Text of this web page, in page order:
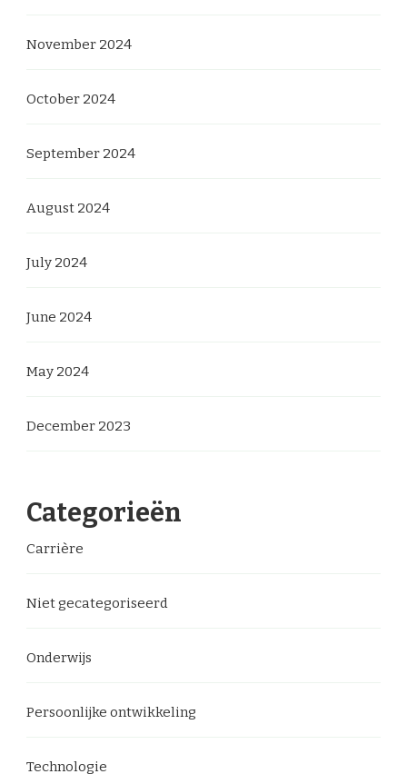
November 2024
October 2024
September 2024
August 2024
July 2024
June 2024
May 2024
December 2023
Categorieën
Carrière
Niet gecategoriseerd
Onderwijs
Persoonlijke ontwikkeling
Technologie